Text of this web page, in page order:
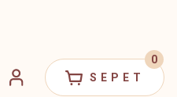
SEPET
0